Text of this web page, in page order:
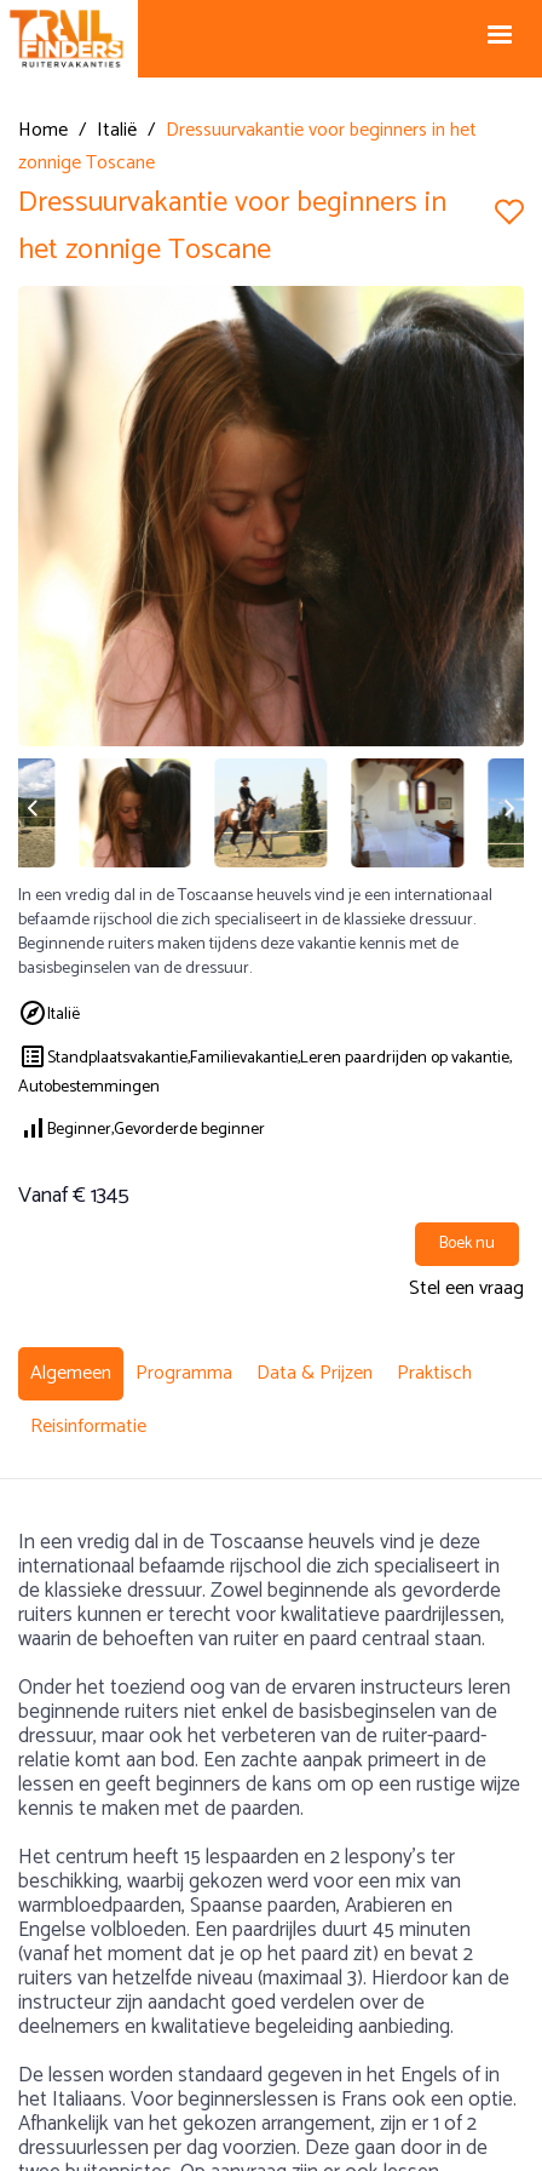
Home / Italië / Dressuurvakantie voor beginners in het
zonnige Toscane
Dressuurvakantie voor beginners in
het zonnige Toscane
In een vredig dal in de Toscaanse heuvels vind je een internationaal
befaamde rijschool die zich specialiseert in de klassieke dressuur.
Beginnende ruiters maken tijdens deze vakantie kennis met de
basisbeginselen van de dressuur.
Italië
Standplaatsvakantie,Familievakantie,Leren paardrijden op vakantie,
Autobestemmingen
Beginner,Gevorderde beginner
Vanaf € 1345
Boek nu
Stel een vraag
Algemeen Programma Data & Prijzen
Praktisch
Reisinformatie
In een vredig dal in de Toscaanse heuvels vind je deze
internationaal befaamde rijschool die zich specialiseert in
de klassieke dressuur. Zowel beginnende als gevorderde
ruiters kunnen er terecht voor kwalitatieve paardrijlessen,
waarin de behoeften van ruiter en paard centraal staan.
Onder het toeziend oog van de ervaren instructeurs leren
beginnende ruiters niet enkel de basisbeginselen van de
dressuur, maar ook het verbeteren van de ruiter-paard-
relatie komt aan bod. Een zachte aanpak primeert in de
lessen en geeft beginners de kans om op een rustige wijze
kennis te maken met de paarden.
Het centrum heeft 15 lespaarden en 2 lespony’s ter
beschikking, waarbij gekozen werd voor een mix van
warmbloedpaarden, Spaanse paarden, Arabieren en
Engelse volbloeden. Een paardrijles duurt 45 minuten
(vanaf het moment dat je op het paard zit) en bevat 2
ruiters van hetzelfde niveau (maximaal 3). Hierdoor kan de
instructeur zijn aandacht goed verdelen over de
deelnemers en kwalitatieve begeleiding aanbieding.
De lessen worden standaard gegeven in het Engels of in
het Italiaans. Voor beginnerslessen is Frans ook een optie.
Afhankelijk van het gekozen arrangement, zijn er 1 of 2
dressuurlessen per dag voorzien. Deze gaan door in de